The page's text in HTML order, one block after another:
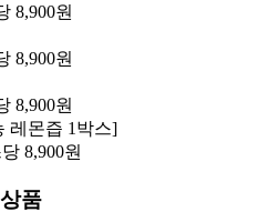
8,900원
8,900원
8,900원
레몬즙 1박스]
8,900원
품